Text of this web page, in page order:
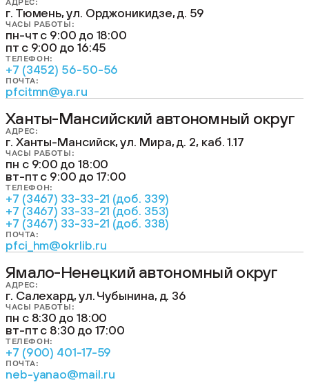
г. Тюмень, ул. Орджоникидзе, д. 59
ЧАСЫ РАБОТЫ:
пн-чт с 9:00 до 18:00
пт с 9:00 до 16:45
ТЕЛЕФОН:
+7 (3452) 56-50-56
ПОЧТА:
pfcitmn@ya.ru
Ханты-Мансийский автономный округ
АДРЕС:
г. Ханты-Мансийск, ул. Мира, д. 2, каб. 1.17
ЧАСЫ РАБОТЫ:
пн с 9:00 до 18:00
вт-пт с 9:00 до 17:00
ТЕЛЕФОН:
+7 (3467) 33-33-21 (доб. 339)
+7 (3467) 33-33-21 (доб. 353)
+7 (3467) 33-33-21 (доб. 338)
ПОЧТА:
pfci_hm@okrlib.ru
Ямало-Ненецкий автономный округ
АДРЕС:
г. Салехард, ул. Чубынина, д. 36
ЧАСЫ РАБОТЫ:
пн с 8:30 до 18:00
вт-пт с 8:30 до 17:00
ТЕЛЕФОН:
+7 (900) 401-17-59
ПОЧТА:
neb-yanao@mail.ru